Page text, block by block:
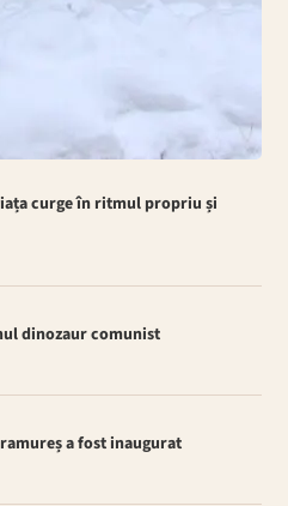
curge în ritmul propriu și
dinozaur comunist
a fost inaugurat